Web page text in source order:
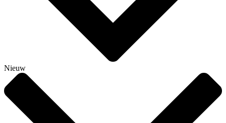
Nieuw